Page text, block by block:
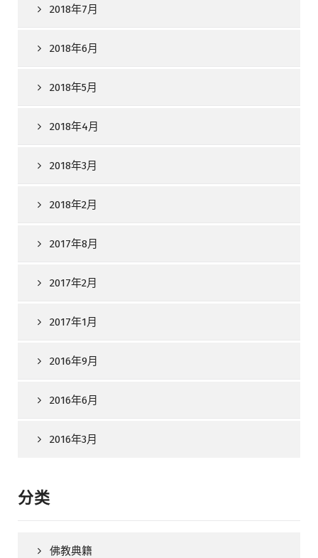
2018年7月
2018年6月
2018年5月
2018年4月
2018年3月
2018年2月
2017年8月
2017年2月
2017年1月
2016年9月
2016年6月
2016年3月
分类
佛教典籍